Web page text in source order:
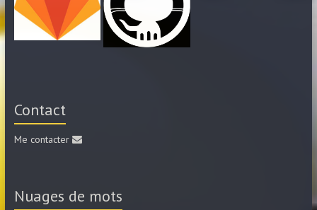
Contact
Me contacter
Nuages de mots